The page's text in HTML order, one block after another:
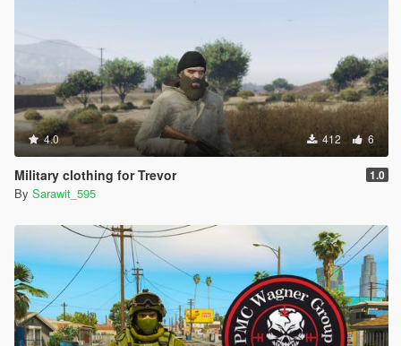
4.0 412 6
Military clothing for Trevor 1.0
By Sarawit_595